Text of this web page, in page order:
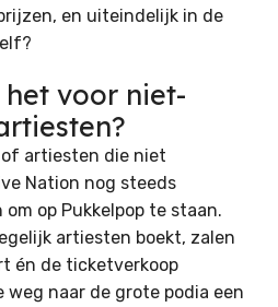
en uiteindelijk in de
voor niet-
artiesten die niet
Nation nog steeds
op Pukkelpop te staan.
artiesten boekt, zalen
én de ticketverkoop
naar de grote podia een